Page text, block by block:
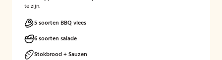
te zijn.
5 soorten BBQ vlees
6 soorten salade
Stokbrood + Sauzen